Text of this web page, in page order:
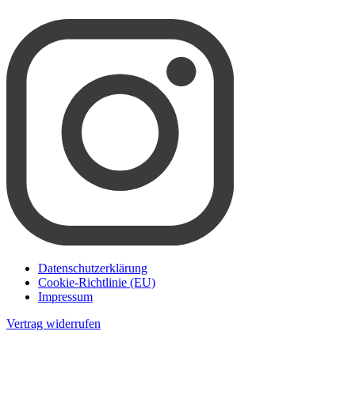
Datenschutzerklärung
Cookie-Richtlinie (EU)
Impressum
Vertrag widerrufen